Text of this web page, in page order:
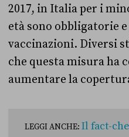
2017, in Italia per i
età sono obbligatorie
vaccinazioni. Diversi
che questa misura ha
aumentare la
LEGGI ANCHE: Il fact-